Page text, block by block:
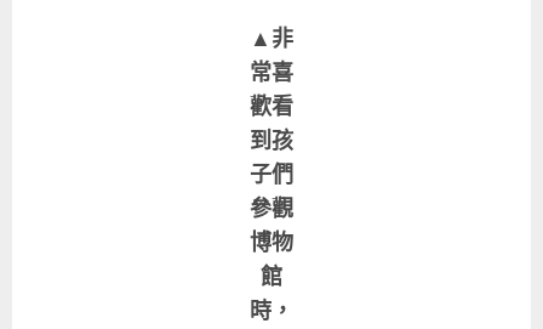
▲非
常喜
歡看
到孩
子們
參觀
博物
館
時，